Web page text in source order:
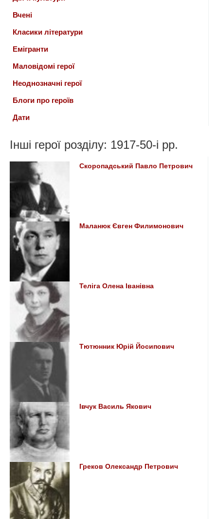
Вчені
Класики літератури
Емігранти
Маловідомі герої
Неоднозначні герої
Блоги про героїв
Дати
Інші герої розділу: 1917-50-i рр.
Скоропадський Павло Петрович
Маланюк Євген Филимонович
Теліга Олена Іванівна
Тютюнник Юрій Йосипович
Івчук Василь Якович
Греков Олександр Петрович